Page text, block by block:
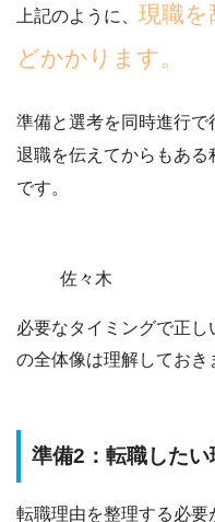
上記のように、 現職を
どかかります。
準備と選考を同時進行で
退職を伝えてからもあ
です。
佐々木
必要なタイミングで正
の全体像は理解しておき
準備2：転職した
転職理由を整理する必